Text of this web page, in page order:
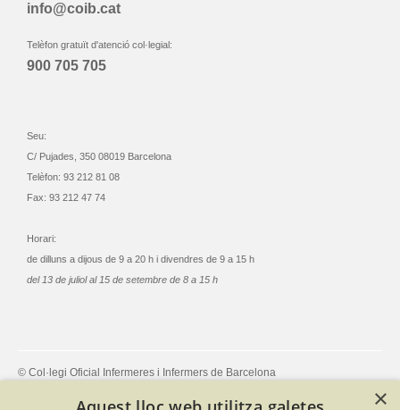
info@coib.cat
Telèfon gratuït d'atenció col·legial:
900 705 705
Seu:
C/ Pujades, 350 08019 Barcelona
Telèfon: 93 212 81 08
Fax: 93 212 47 74
Horari:
de dilluns a dijous de 9 a 20 h i divendres de 9 a 15 h
del 13 de juliol al 15 de setembre de 8 a 15 h
© Col·legi Oficial Infermeres i Infermers de Barcelona
Política de protecció de dades
Política de qualitat ×